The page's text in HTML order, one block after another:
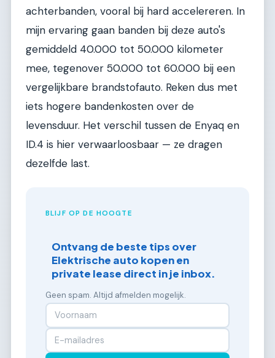
achterbanden, vooral bij hard accelereren. In
mijn ervaring gaan banden bij deze auto's
gemiddeld 40.000 tot 50.000 kilometer
mee, tegenover 50.000 tot 60.000 bij een
vergelijkbare brandstofauto. Reken dus met
iets hogere bandenkosten over de
levensduur. Het verschil tussen de Enyaq en
ID.4 is hier verwaarloosbaar — ze dragen
dezelfde last.
BLIJF OP DE HOOGTE
Ontvang de beste tips over
Elektrische auto kopen en
private lease direct in je inbox.
Geen spam. Altijd afmelden mogelijk.